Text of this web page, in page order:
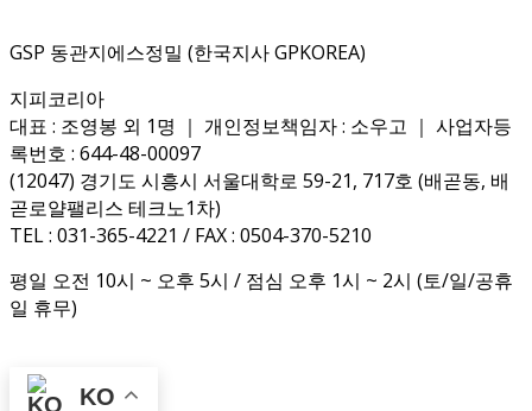
GSP 동관지에스정밀 (한국지사 GPKOREA)
지피코리아
대표 : 조영봉 외 1명 ｜ 개인정보책임자 : 소우고 ｜ 사업자등
록번호 : 644-48-00097
(12047) 경기도 시흥시 서울대학로 59-21, 717호 (배곧동, 배
곧로얄팰리스 테크노1차)
TEL : 031-365-4221 / FAX : 0504-370-5210
평일 오전 10시 ~ 오후 5시 / 점심 오후 1시 ~ 2시 (토/일/공휴
일 휴무)
KO